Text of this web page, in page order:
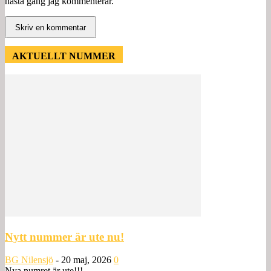
AKTUELLT NUMMER
Nytt nummer är ute nu!
BG Nilensjö - 20 maj, 2026 0